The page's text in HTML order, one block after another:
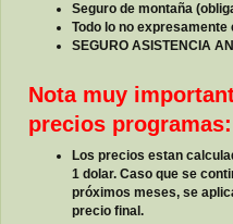
Seguro de montaña
Todo lo no
SEGURO ASISTENCIA
Nota muy
precios programas:
Los precios estan
1 dolar. Caso que se
próximos meses, se
precio final.